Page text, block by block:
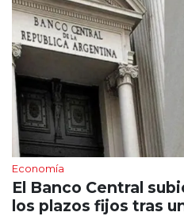
Economía
El Banco Central
los plazos fijos tras